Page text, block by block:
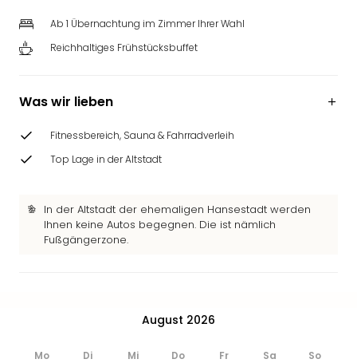
Ab 1 Übernachtung im Zimmer Ihrer Wahl
Reichhaltiges Frühstücksbuffet
Was wir lieben
Fitnessbereich, Sauna & Fahrradverleih
Top Lage in der Altstadt
In der Altstadt der ehemaligen Hansestadt werden
Ihnen keine Autos begegnen. Die ist nämlich
Fußgängerzone.
August 2026
Mo Di Mi Do Fr Sa So